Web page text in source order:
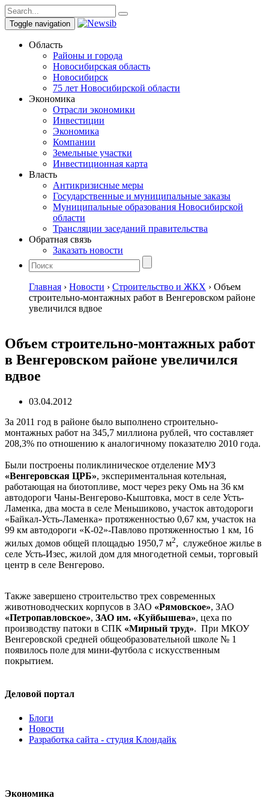
Toggle navigation
Область
Районы и города
Новосибирская область
Новосибирск
75 лет Новосибирской области
Экономика
Отрасли экономики
Инвестиции
Экономика
Компании
Земельные участки
Инвестиционная карта
Власть
Антикризисные меры
Государственные и муниципальные заказы
Муниципальные образования Новосибирской
области
Трансляции заседаний правительства
Обратная связь
Заказать новости
Главная › Новости › Строительство и ЖКХ › Объем
строительно-монтажных работ в Венгеровском районе
увеличился вдвое
Объем строительно-монтажных работ
в Венгеровском районе увеличился
вдвое
03.04.2012
За 2011 год в районе было выполнено строительно-
монтажных работ на 345,7 миллиона рублей, что составляет
208,3% по отношению к аналогичному показателю 2010 года.
Были построены поликлиническое отделение МУЗ
«Венгеровская ЦРБ», экспериментальная котельная,
работающая на биотопливе, мост через реку Омь на 36 км
автодороги Чаны-Венгерово-Кыштовка, мост в селе Усть-
Ламенка, два моста в селе Меньшиково, участок автодороги
«Байкал-Усть-Ламенка» протяженностью 0,67 км, участок на
99 км автодороги «К-02»-Павлово протяженностью 1 км, 16
жилых домов общей площадью 1950,7 м2, служебное жилье в
селе Усть-Изес, жилой дом для многодетной семьи, торговый
центр в селе Венгерово.
Также завершено строительство трех современных
животноводческих корпусов в ЗАО «Рямовское», ЗАО
«Петропавловское», ЗАО им. «Куйбышева», цеха по
производству патоки в СПК «Мирный труд». При МКОУ
Венгеровской средней общеобразовательной школе № 1
появилось поле для мини-футбола с искусственным
покрытием.
Деловой портал
Блоги
Новости
Разработка сайта - студия Клондайк
Экономика